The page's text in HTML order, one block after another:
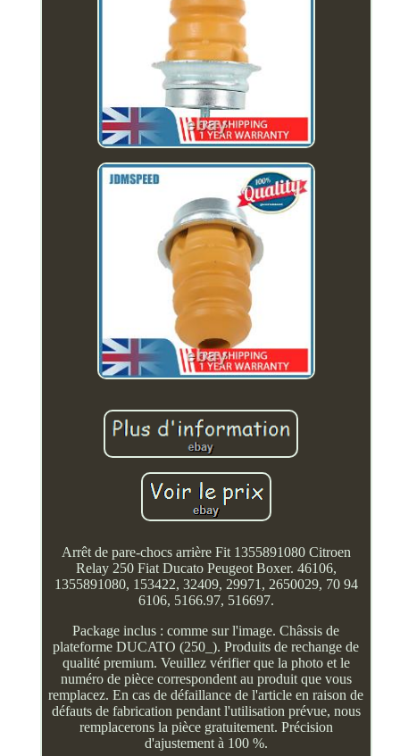
Arrêt de pare-chocs arrière Fit 1355891080 Citroen
Relay 250 Fiat Ducato Peugeot Boxer. 46106,
1355891080, 153422, 32409, 29971, 2650029, 70 94
6106, 5166.97, 516697.
Package inclus : comme sur l'image. Châssis de
plateforme DUCATO (250_). Produits de rechange de
qualité premium. Veuillez vérifier que la photo et le
numéro de pièce correspondent au produit que vous
remplacez. En cas de défaillance de l'article en raison de
défauts de fabrication pendant l'utilisation prévue, nous
remplacerons la pièce gratuitement. Précision
d'ajustement à 100 %.